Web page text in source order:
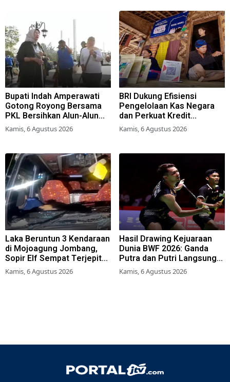
Bupati Indah Amperawati
Gotong Royong Bersama
PKL Bersihkan Alun-Alun
Lumajang
Kamis, 6 Agustus 2026
BRI Dukung Efisiensi
Pengelolaan Kas Negara
dan Perkuat Kredit
Berkualitas demi Dongkrak
Sektor Riil
Kamis, 6 Agustus 2026
Laka Beruntun 3 Kendaraan
di Mojoagung Jombang,
Sopir Elf Sempat Terjepit
Kemudi
Kamis, 6 Agustus 2026
Hasil Drawing Kejuaraan
Dunia BWF 2026: Ganda
Putra dan Putri Langsung
Lolos Babak Kedua, 6 Wakil
Bertarung dari Awal
Kamis, 6 Agustus 2026